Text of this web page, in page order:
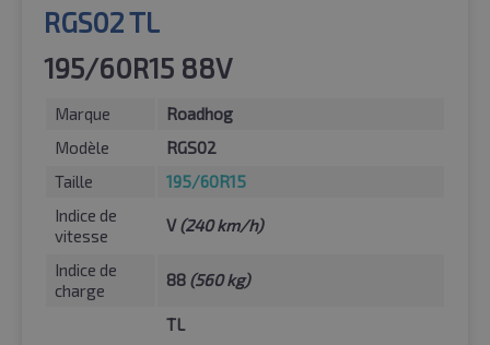
RGS02 TL
195/60R15 88V
Marque
Roadhog
Modèle
RGS02
Taille
195/60R15
Indice de
vitesse
V(240 km/h)
Indice de
charge
88 (560 kg)
TL